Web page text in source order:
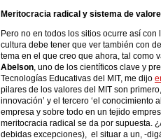
Meritocracia radical y sistema de
Pero no en todos los sitios ocurre así
cultura debe tener que ver también con
tema en el que creo que ahora, tal como
Abelson, uno de los científicos clave y
Tecnologías Educativas del MIT, me dijo
pilares de los valores del MIT son
innovación’ y el tercero ‘el conocimiento
empresa y sobre todo en un tejido
meritocracia radical se da por supuesta.
debidas excepciones), el situar a un, -